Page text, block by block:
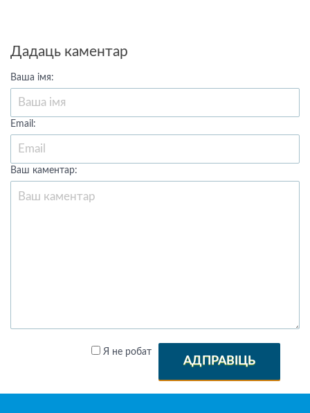
Дадаць каментар
Ваша імя:
Email:
Ваш каментар:
Я не робат
АДПРАВІЦЬ